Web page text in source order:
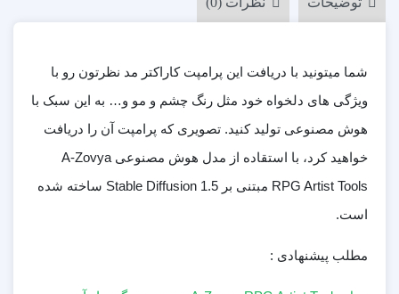
شما میتونید با دریافت این پرامپت کاراکتر مد نظرتون رو با
ویژگی های دلخواه خود مثل رنگ چشم و مو و… به این سبک با
هوش مصنوعی تولید کنید. تصویری که پرامپت آن را دریافت
خواهید کرد، با استقاده از مدل هوش مصنوعی A-Zovya
RPG Artist Tools مبتنی بر 1.5 Stable Diffusion ساخته شده
است.
مطلب پیشنهادی :